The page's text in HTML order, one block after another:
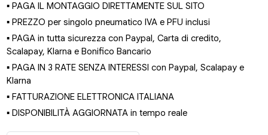
▪ PAGA IL MONTAGGIO DIRETTAMENTE SUL SITO
▪ PREZZO per singolo pneumatico IVA e PFU inclusi
▪ PAGA in tutta sicurezza con Paypal, Carta di credito,
Scalapay, Klarna e Bonifico Bancario
▪ PAGA IN 3 RATE SENZA INTERESSI con Paypal, Scalapay e
Klarna
▪ FATTURAZIONE ELETTRONICA ITALIANA
▪ DISPONIBILITÀ AGGIORNATA in tempo reale